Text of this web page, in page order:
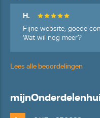
H.
Fijne website, goede
Wat wil nog meer?
Lees alle beoordelingen
mijn